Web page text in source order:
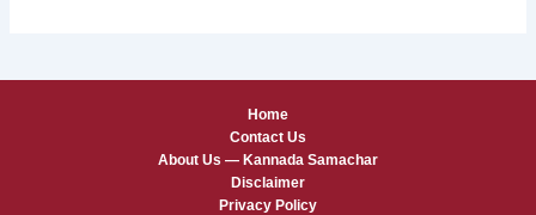
Home
Contact Us
About Us — Kannada Samachar
Disclaimer
Privacy Policy